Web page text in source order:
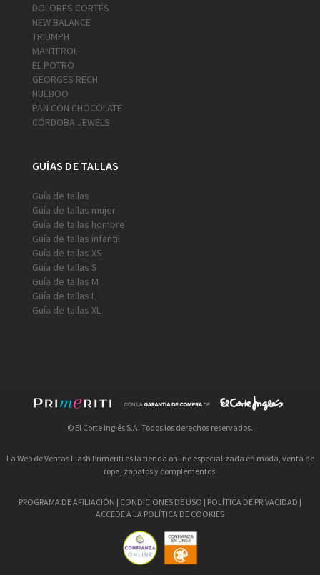
DOLORES CORTÉS
NEW BALANCE
TRIUMPH
MANTEROL
EL POTRO
GEORGES RECH
NUEBOO
PAN CON CHOCOLATE
CÓRDOBA JEWELS
GUÍAS DE TALLAS
Guía de tallas
Guía de tallas mujer
Guía de tallas hombre
Guía de tallas infantil
Guía de tallas XS
Guía de tallas S
Guía de tallas M
Guía de tallas L
Guía de tallas XL
© El Corte Inglés S.A. Todos los derechos reservados.
La Web de Ventas Flash Primeriti es la tienda online especializada en moda, venta de
ropa, zapatos y complementos.
PROGRAMA DE AFILIACIÓN | CONDICIONES DE USO | POLÍTICA DE PRIVACIDAD |
ACCEDE A LA POLÍTICA DE COOKIES